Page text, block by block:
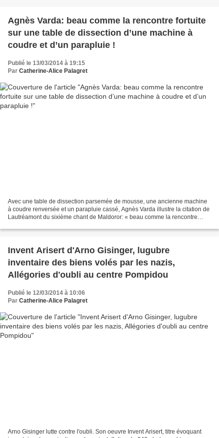
Agnès Varda: beau comme la rencontre fortuite
sur une table de dissection d’une machine à
coudre et d’un parapluie !
Publié le 13/03/2014 à 19:15
Par Catherine-Alice Palagret
Avec une table de dissection parsemée de mousse, une ancienne machine
à coudre renversée et un parapluie cassé, Agnès Varda illustre la citation de
Lautréamont du sixième chant de Maldoror: « beau comme la rencontre
Invent Arisert d'Arno Gisinger, lugubre
inventaire des biens volés par les nazis,
Allégories d'oubli au centre Pompidou
Publié le 12/03/2014 à 10:06
Par Catherine-Alice Palagret
Arno Gisinger lutte contre l'oubli. Son oeuvre Invent Arisert, titre évoquant